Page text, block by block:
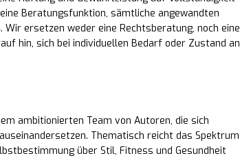
Beratungsfunktion, sämtliche angewandten
ersetzen weder eine Rechtsberatung, noch eine
hin, sich bei individuellen Bedarf oder Zustand an
ambitionierten Team von Autoren, die sich
Thematisch reicht das Spektrum
über Stil, Fitness und Gesundheit